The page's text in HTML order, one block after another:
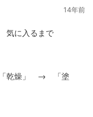
14年前
気に入るまで
乾燥」 → 「塗